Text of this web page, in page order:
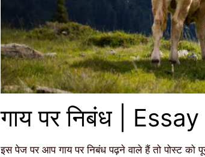
गाय पर निबंध |
इस पेज पर आप गाय पर निबंध पढ़ने वाले हैं तो पोस्ट को